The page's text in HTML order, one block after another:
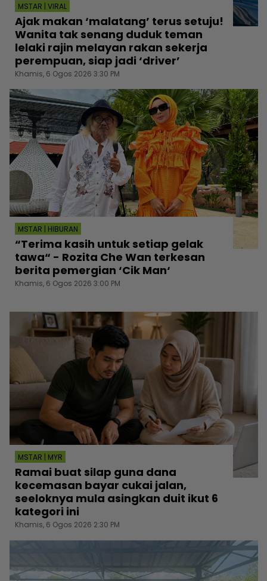
MSTAR | VIRAL
Ajak makan ‘malatang’ terus setuju!
Wanita tak senang duduk teman
lelaki rajin melayan rakan sekerja
perempuan, siap jadi ‘driver’
Khamis, 6 Ogos 2026 3:30 PM
MSTAR | HIBURAN
“Terima kasih untuk setiap gelak
tawa“ - Rozita Che Wan terkesan
berita pemergian ‘Cik Man‘
Khamis, 6 Ogos 2026 3:00 PM
MSTAR | MYR
Ramai buat silap guna dana
kecemasan bayar cukai jalan,
seeloknya mula asingkan duit ikut 6
kategori ini
Khamis, 6 Ogos 2026 2:30 PM